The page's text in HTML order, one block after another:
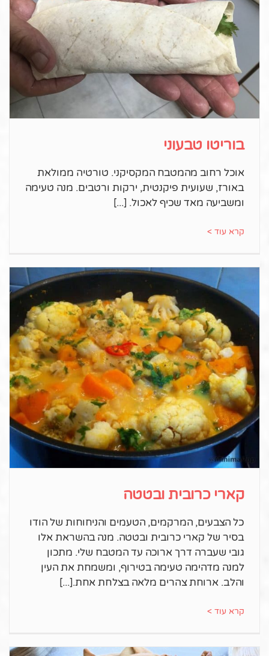
בוריטו טבעוני
אוכל רחוב מהמטבח המקסיקני. טורטיה ממולאת
באורז, שעועית פיקנטית, ירקות ורטבים. מנה טעימה
ומשביעה מאד שכיף לאכול.
קרא עוד >
קארי כרובית ובטטה
כל הצבעים, המרקמים, הטעמים והניחוחות של הודו
בסיר של קארי כרובית ובטטה. מנה בהשראת אלו
גובי שעברה דרך ארוכה עד המטבח שלי. מתכון
למנה מדהימה טעימה בטירוף, ומשמחת את העין
והלב. ארוחת צהרים מלאה בצלחת אחת.
קרא עוד >